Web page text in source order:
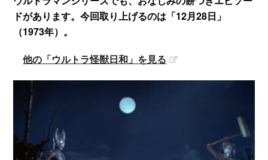
ドがあります。今回取り上げるのは「12月28日」
（1973年）。
他の「ウルトラ怪獣日和」を見る